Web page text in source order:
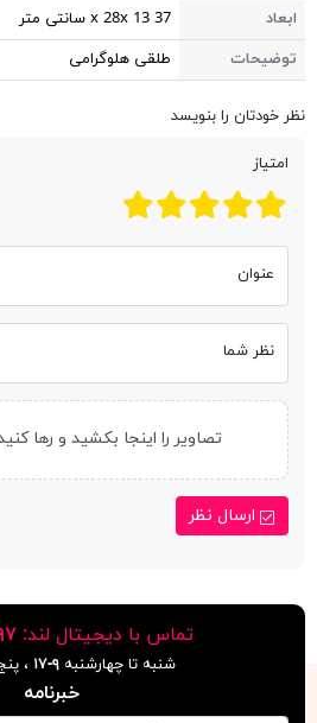
ابعاد
37 x 28x 13 سانتی متر
توضیحات
طلقی هلوگرامی
نظر خودتان را بنویسد
امتیاز
عنوان
نظر شما
تصاویر را اینجا بکشید و رها
ارسال نظر
تماس با دیجیتال لند:
شنبه تا چهارشنبه۹-۱۷ ،
خبرنامه